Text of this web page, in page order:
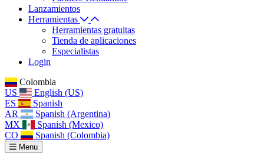
Lanzamientos
Herramientas
Herramientas gratuitas
Tienda de aplicaciones
Especialistas
Login
Colombia
US
English (US)
ES
Spanish
AR
Spanish (Argentina)
MX
Spanish (Mexico)
CO
Spanish (Colombia)
Menu